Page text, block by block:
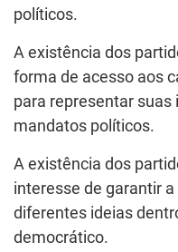
políticos.
A existência dos
forma de acesso aos
para representar suas
mandatos políticos.
A existência dos
interesse de garantir
diferentes ideias
democrático.